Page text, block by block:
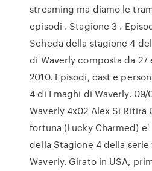
streaming ma diamo le
episodi . Stagione 3 .
Scheda della stagione 4
di Waverly composta da
2010. Episodi, cast e
4 di I maghi di Waverly. 09/
Waverly 4x02 Alex Si Ritira
fortuna (Lucky Charmed)
della Stagione 4 della
Waverly. Girato in USA,